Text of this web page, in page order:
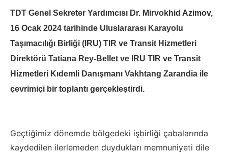
TDT Genel Sekreter Yardımcısı Dr. Mirvokhid Azimov,
16 Ocak 2024 tarihinde Uluslararası Karayolu
Taşımacılığı Birliği (IRU) TIR ve Transit Hizmetleri
Direktörü Tatiana Rey-Bellet ve IRU TIR ve Transit
Hizmetleri Kıdemli Danışmanı Vakhtang Zarandia ile
çevrimiçi bir toplantı gerçekleştirdi.
Geçtiğimiz dönemde bölgedeki işbirliği çabalarında
kaydedilen ilerlemeden duydukları memnuniyeti dile